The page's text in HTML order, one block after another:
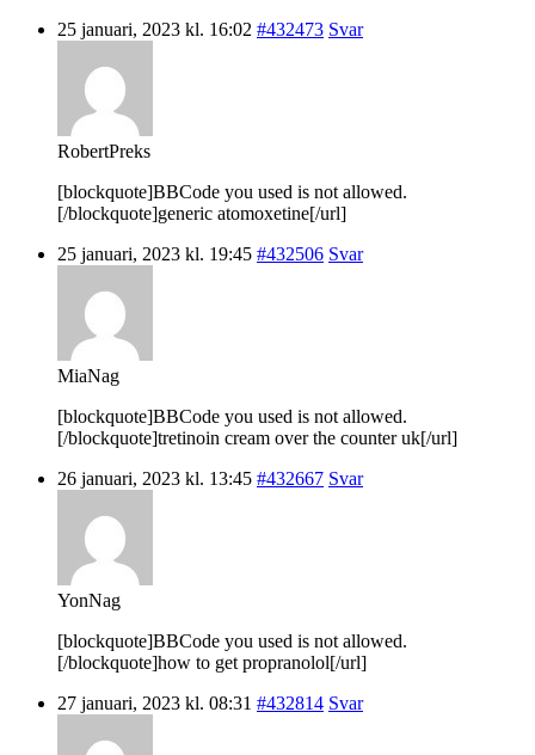
25 januari, 2023 kl. 16:02 #432473 Svar
RobertPreks
[blockquote]BBCode you used is not allowed.
[/blockquote]generic atomoxetine[/url]
25 januari, 2023 kl. 19:45 #432506 Svar
MiaNag
[blockquote]BBCode you used is not allowed.
[/blockquote]tretinoin cream over the counter uk[/url]
26 januari, 2023 kl. 13:45 #432667 Svar
YonNag
[blockquote]BBCode you used is not allowed.
[/blockquote]how to get propranolol[/url]
27 januari, 2023 kl. 08:31 #432814 Svar